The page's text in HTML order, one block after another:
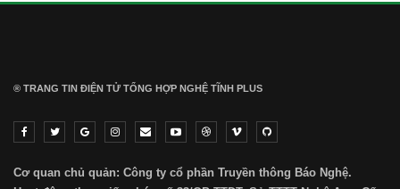
® TRANG TIN ĐIỆN TỬ ТỔNG HỢP NGHỆ TĨNH PLUS
Cơ quan chủ quản: Công ty cổ phần Truyền thông Báo Nghệ.